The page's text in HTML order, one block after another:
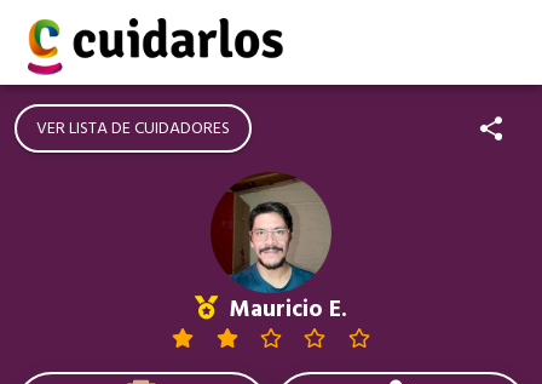
VER LISTA DE CUIDADORES
Mauricio E.